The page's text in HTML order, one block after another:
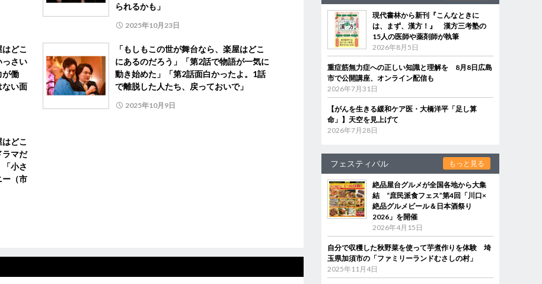
られるかも」
2025年10月23日
どこ
っさい
が働
ない面
「もしもこの世が舞台なら、楽屋はどこ
にあるのだろう」「第2話で物語が一気に
動き始めた」「第2話面白かったよ。1話
で離脱した人たち、戻っておいで」
2025年10月9日
どこ
ラマだ
小さ
ー（市
現代書林から新刊『こんなときに
は、まず、漢方！』 漢方三考塾の
15人の医師や薬剤師が執筆
2026年8月5日
重症筋無力症への正しい知識と理解を 8月8日広島
市で公開講座、オンライン配信も
2026年7月31日
【がんを生きる緩和ケア医・大橋洋平「足し算
命」】天空を見上げて
2026年7月28日
フェスティバル もっと見る
絶品屋台グルメが全国各地から大集
結 “庶民派食フェス”第4回「川口×
絶品グルメビール＆日本酒祭り
2026」を開催
2026年4月15日
自分で収穫した秋野菜を使って芋煮作りを体験 埼
玉県加須市の「ファミリーランドむさしの村」
2025年11月4日